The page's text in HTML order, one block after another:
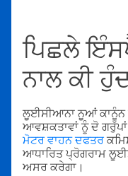
ਪਿਛਲੇ
ਨਾਲ ਕੀ
ਲੂਈਸੀਆਨਾ ਨੂਆਂ ਕਾਨੂੰਨ
ਆਵਸ਼ਕਤਾਵਾਂ ਨੂੰ ਦੋ
ਮੋਟਰ ਵਾਹਨ ਦਫਤਰ
ਆਧਾਰਿਤ ਪ੍ਰੋਗਰਾਮ
ਅਸਰ ਕਰੇਗਾ।